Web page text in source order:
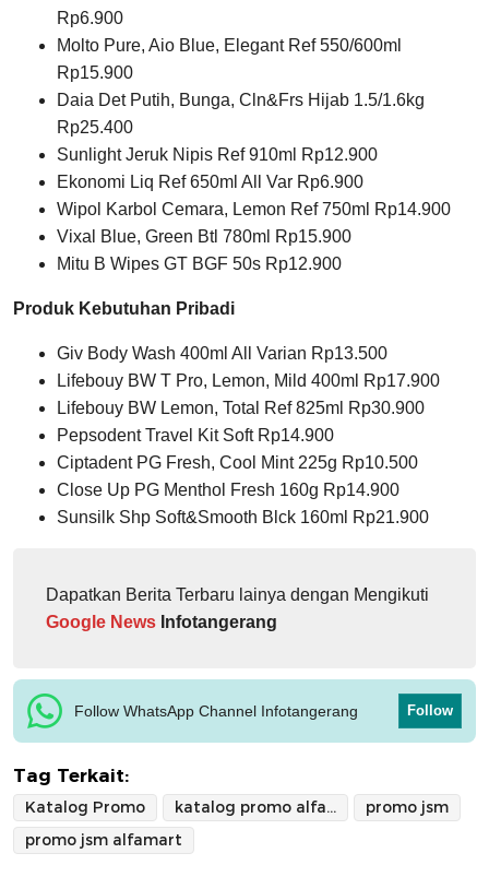
Rp6.900
Molto Pure, Aio Blue, Elegant Ref 550/600ml
Rp15.900
Daia Det Putih, Bunga, Cln&Frs Hijab 1.5/1.6kg
Rp25.400
Sunlight Jeruk Nipis Ref 910ml Rp12.900
Ekonomi Liq Ref 650ml All Var Rp6.900
Wipol Karbol Cemara, Lemon Ref 750ml Rp14.900
Vixal Blue, Green Btl 780ml Rp15.900
Mitu B Wipes GT BGF 50s Rp12.900
Produk Kebutuhan Pribadi
Giv Body Wash 400ml All Varian Rp13.500
Lifebouy BW T Pro, Lemon, Mild 400ml Rp17.900
Lifebouy BW Lemon, Total Ref 825ml Rp30.900
Pepsodent Travel Kit Soft Rp14.900
Ciptadent PG Fresh, Cool Mint 225g Rp10.500
Close Up PG Menthol Fresh 160g Rp14.900
Sunsilk Shp Soft&Smooth Blck 160ml Rp21.900
Dapatkan Berita Terbaru lainya dengan Mengikuti
Google News Infotangerang
Follow WhatsApp Channel Infotangerang Follow
Tag Terkait:
Katalog Promo katalog promo alfamart
promo jsm
promo jsm alfamart